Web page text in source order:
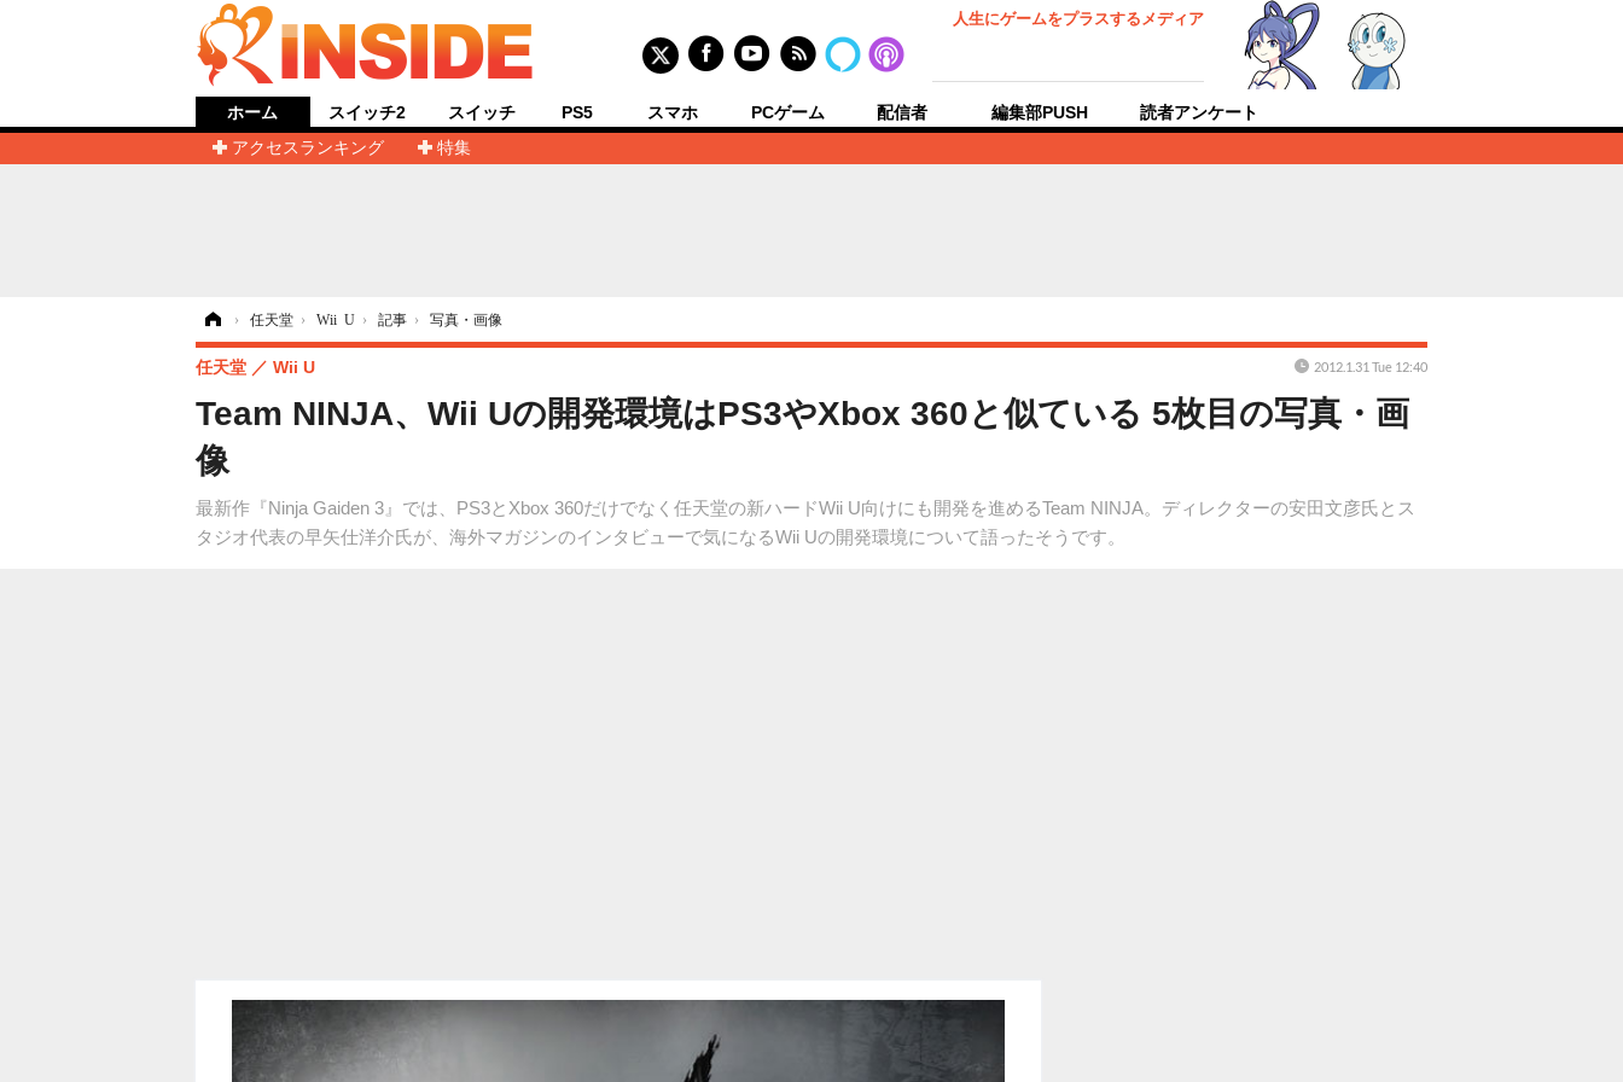
人生にゲームをプラスするメディア
ホーム
アクセスランキング
特集
スイッチ2 スイッチ PS5 スマホ PCゲーム 配信者 編集部PUSH 読者アンケート
› 任天堂 › Wii U › 記事 › 写真・画像
Team NINJA、Wii Uの開発環境はPS3やXbox 360と似ている 5枚目の写真・画
像
最新作『Ninja Gaiden 3』では、PS3とXbox 360だけでなく任天堂の新ハードWii U向けにも開発を進めるTeam NINJA。ディレクターの安田文彦氏とス
タジオ代表の早矢仕洋介氏が、海外マガジンのインタビューで気になるWii Uの開発環境について語ったそうです。
任天堂 Wii U 2012.1.31 Tue 12:40